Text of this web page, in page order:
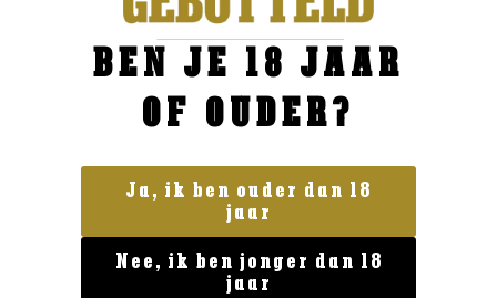
Geen categorie
Enate Crianza
BEN JE 18 JAAR
OF OUDER?
Ja, ik ben ouder dan 18
jaar
Nee, ik ben jonger dan 18
jaar